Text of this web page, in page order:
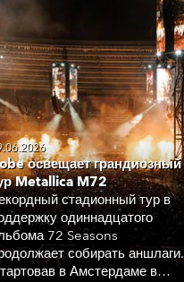
освещает грандиозный
Metallica M72
стадионный тур в
одиннадцатого
72 Seasons
собирать аншлаги.
в Амстердаме в